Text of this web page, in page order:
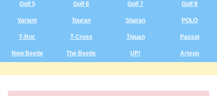
Golf 5 Golf 6 Golf 7 Golf 8
Variant Touran Sharan POLO
T‑Roc T‑Cross Tiguan Passat
New Beetle The Beetle UP! Arteon